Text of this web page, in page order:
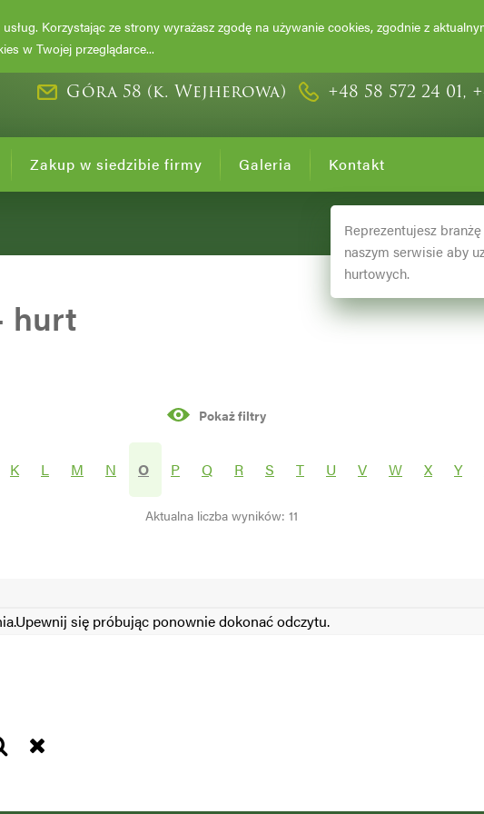
DRZEWA I
Góra 58 (k. Wejherowa) +48 58 572 24 01,
Zakup w siedzibie firmy Galeria Kontakt
Reprezentujesz
naszym serwisie aby
hurtowych.
hurt
Pokaż filtry
K L M N O P Q R S T U V W X Y
Aktualna liczba wyników: 11
się próbując ponownie dokonać odczytu.
Korzystając ze strony wyrażasz zgodę na używanie cookies, zgodnie z
w Twojej przeglądarce...